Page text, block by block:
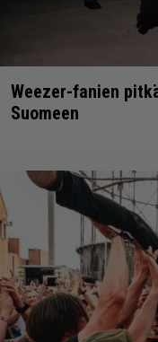
Weezer-fanien
Suomeen